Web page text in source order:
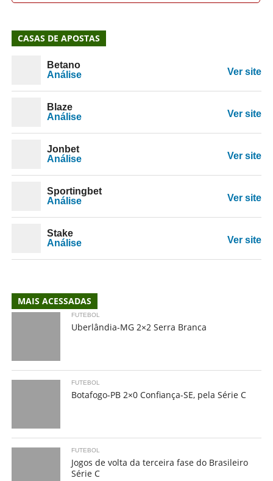
CASAS DE APOSTAS
Betano
Análise
Ver site
Blaze
Análise
Ver site
Jonbet
Análise
Ver site
Sportingbet
Análise
Ver site
Stake
Análise
Ver site
MAIS ACESSADAS
FUTEBOL
Uberlândia-MG 2×2 Serra Branca
FUTEBOL
Botafogo-PB 2×0 Confiança-SE, pela Série C
FUTEBOL
Jogos de volta da terceira fase do Brasileiro
Série C